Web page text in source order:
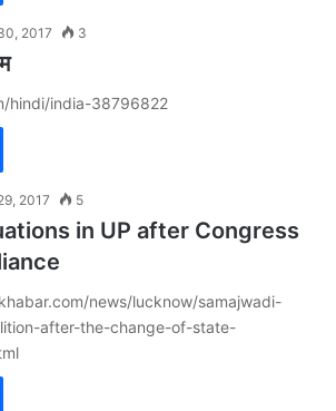
2017 3
hindi/india-38796822
2017 5
in UP after Congress
news/lucknow/samajwadi-
after-the-change-of-state-